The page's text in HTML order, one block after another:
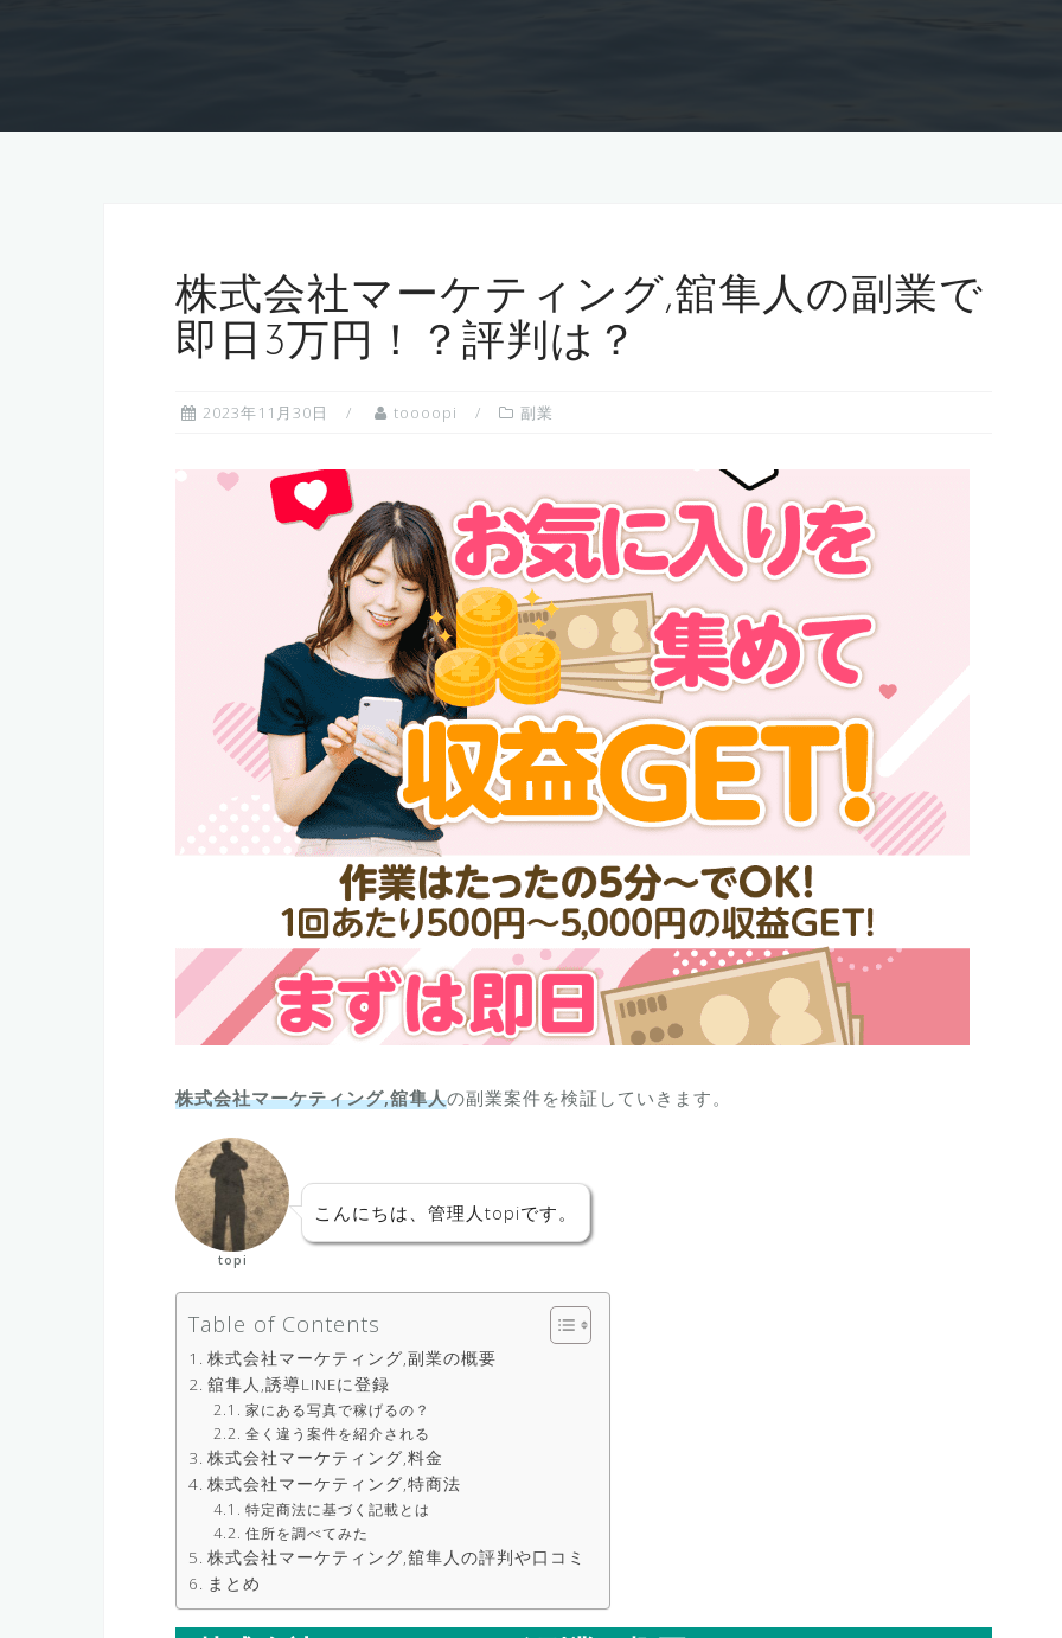
株式会社マーケティング,舘隼人の副業で
即日3万円！？評判は？
2023年11月30日 toooopi 副業
株式会社マーケティング,舘隼人の副業案件を検証していきます。
topi
こんにちは、管理人topiです。
Table of Contents
株式会社マーケティング,副業の概要
舘隼人,誘導LINEに登録
家にある写真で稼げるの？
全く違う案件を紹介される
株式会社マーケティング,料金
株式会社マーケティング,特商法
特定商法に基づく記載とは
住所を調べてみた
株式会社マーケティング,舘隼人の評判や口コミ
まとめ